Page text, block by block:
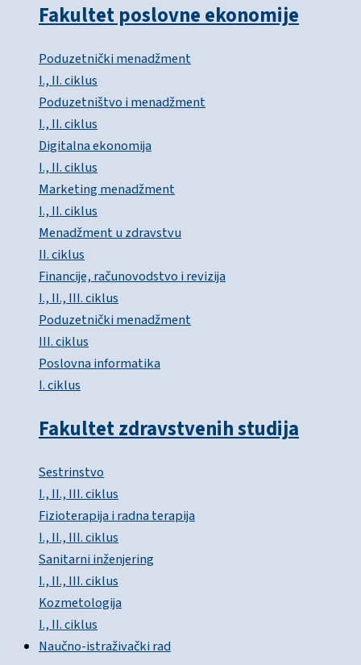
Fakultet poslovne ekonomije
Poduzetnički menadžment
I., II. ciklus
Poduzetništvo i menadžment
I., II. ciklus
Digitalna ekonomija
I., II. ciklus
Marketing menadžment
I., II. ciklus
Menadžment u zdravstvu
II. ciklus
Financije, računovodstvo i revizija
I., II., III. ciklus
Poduzetnički menadžment
III. ciklus
Poslovna informatika
I. ciklus
Fakultet zdravstvenih studija
Sestrinstvo
I., II., III. ciklus
Fizioterapija i radna terapija
I., II., III. ciklus
Sanitarni inženjering
I., II., III. ciklus
Kozmetologija
I., II. ciklus
Naučno-istraživački rad